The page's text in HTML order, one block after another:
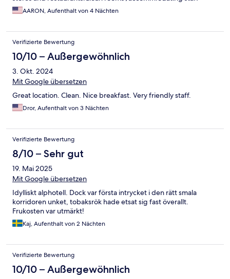
AARON, Aufenthalt von 4 Nächten
Verifizierte Bewertung
10/10 – Außergewöhnlich
3. Okt. 2024
Mit Google übersetzen
Great location. Clean. Nice breakfast. Very friendly staff.
Dror, Aufenthalt von 3 Nächten
Verifizierte Bewertung
8/10 – Sehr gut
19. Mai 2025
Mit Google übersetzen
Idylliskt alphotell. Dock var första intrycket i den rätt smala
korridoren unket, tobaksrök hade etsat sig fast överallt.
Frukosten var utmärkt!
Kaj, Aufenthalt von 2 Nächten
Verifizierte Bewertung
10/10 – Außergewöhnlich